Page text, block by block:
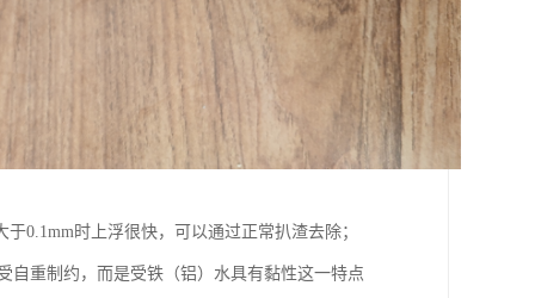
0.1mm时上浮很快，可以通过正常扒渣去除；
自重制约，而是受铁（铝）水具有黏性这一特点